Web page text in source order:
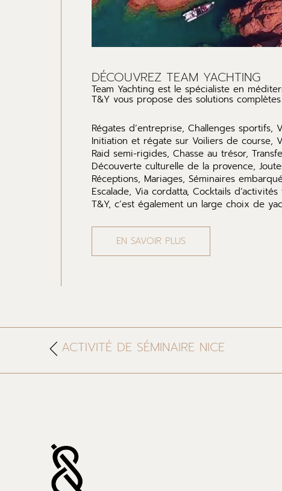
DÉCOUVREZ TEAM YACHTING
Team Yachting est le spécialiste en
T&Y vous propose des solutions
Régates d’entreprise, Challenges sportifs,
Initiation et régate sur Voiliers de course,
Raid semi-rigides, Chasse au trésor,
Découverte culturelle de la provence,
Réceptions, Mariages, Séminaires
Escalade, Via cordatta, Cocktails
T&Y, c’est également un large choix de
EN SAVOIR PLUS
ACTIVITÉ DE SÉMINAIRE NICE